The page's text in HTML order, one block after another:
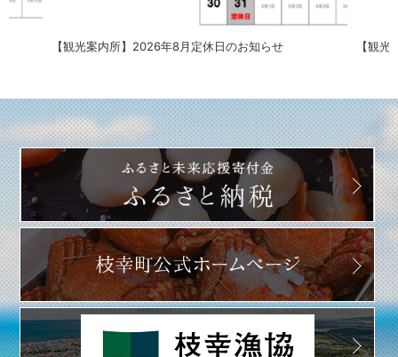
【観光案内所】2026年8月定休日のお知らせ 【観